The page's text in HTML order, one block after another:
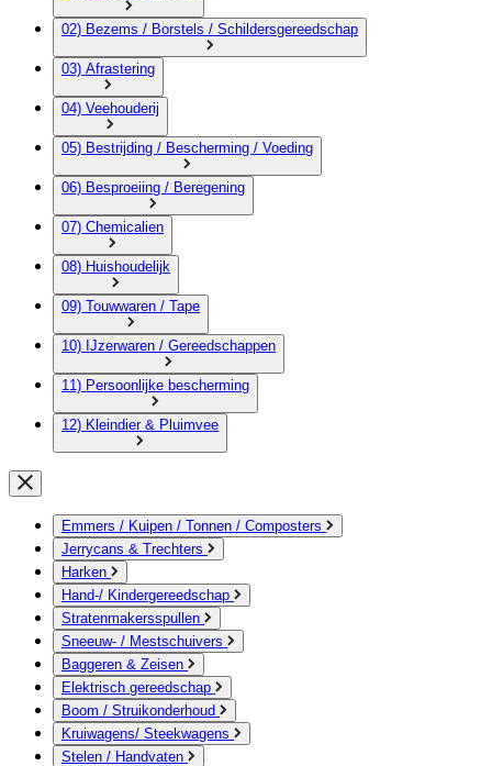
02) Bezems / Borstels / Schildersgereedschap
03) Afrastering
04) Veehouderij
05) Bestrijding / Bescherming / Voeding
06) Besproeiing / Beregening
07) Chemicalien
08) Huishoudelijk
09) Touwwaren / Tape
10) IJzerwaren / Gereedschappen
11) Persoonlijke bescherming
12) Kleindier & Pluimvee
Emmers / Kuipen / Tonnen / Composters
Jerrycans & Trechters
Harken
Hand-/ Kindergereedschap
Stratenmakersspullen
Sneeuw- / Mestschuivers
Baggeren & Zeisen
Elektrisch gereedschap
Boom / Struikonderhoud
Kruiwagens/ Steekwagens
Stelen / Handvaten